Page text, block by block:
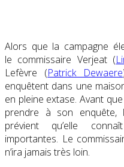
Alors que la campagne
le commissaire Verjeat (
Lefèvre (Patrick Dewaere
enquêtent dans une
en pleine extase. Avant
prendre à son
prévient qu’elle
importantes. Le
n’ira jamais très loin.